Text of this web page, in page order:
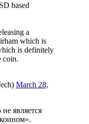
based
a
which is
is definitely
coin.
March 28,
является